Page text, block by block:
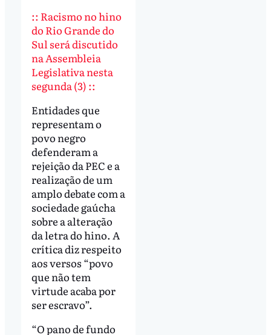
:: Racismo no hino
do Rio Grande do
Sul será discutido
na Assembleia
Legislativa nesta
segunda (3) ::
Entidades que
representam o
povo negro
defenderam a
rejeição da PEC e a
realização de um
amplo debate com a
sociedade gaúcha
sobre a alteração
da letra do hino. A
crítica diz respeito
aos versos “povo
que não tem
virtude acaba por
ser escravo”.
“O pano de fundo